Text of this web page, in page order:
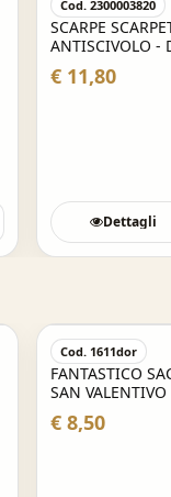
Cod. 2300003820
SCARPE
ANTISCIVOLO -
ANNA
€ 11,80
Dettagli
Cod. 1611dor
FANTASTICO
SAN
RICAMATA H 34
€ 8,50